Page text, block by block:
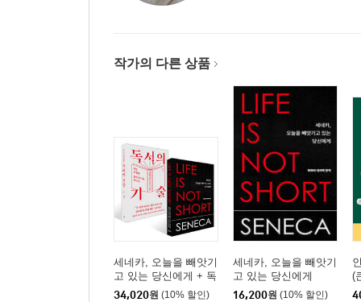
작가의 다른 상품
세네카, 오늘을 빼앗기
고 있는 당신에게 + 독
서의 기술 세트
34,020원 (10% 할인)
세네카, 오늘을 빼앗기
고 있는 당신에게
16,200원 (10% 할인)
(